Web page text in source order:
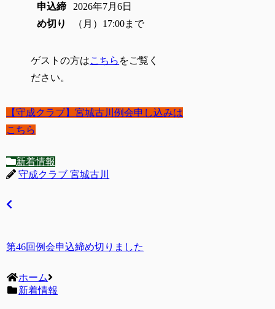
申込締
め切り
2026年7月6日
（月）17:00まで
ゲストの方はこちら をご覧く
ださい。
【守成クラブ】宮城古川例会申し込みは
こちら
新着情報
守成クラブ 宮城古川
第46回例会申込締め切りました
ホーム
新着情報